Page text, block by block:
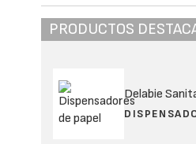
PRODUCTOS
Delabie